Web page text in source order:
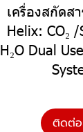
เครื่องสกัดส
Helix: CO₂
H₂O Dual
ติดต่อ